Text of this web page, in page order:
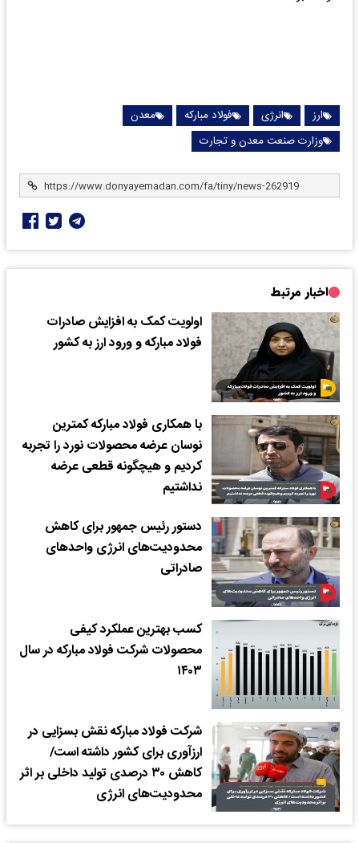
ارز انرژی فولاد مبارکه
معدن
وزارت صنعت معدن و تجارت
اخبار مرتبط
اولویت کمک به افزایش صادرات
فولاد مبارکه و ورود ارز به کشور
با همکاری فولاد مبارکه کمترین
نوسان عرضه محصولات نورد را تجربه
کردیم و هیچگونه قطعی عرضه
نداشتیم
دستور رئیس جمهور برای کاهش
محدودیت‌‎های انرژی واحدهای
صادراتی
کسب بهترین عملکرد کیفی
محصولات شرکت فولاد مبارکه در سال
۱۴۰۳
شرکت فولاد مبارکه نقش بسزایی در
ارز‌آوری برای کشور داشته است/
کاهش ۳۰ درصدی تولید داخلی بر اثر
محدودیت‌های انرژی